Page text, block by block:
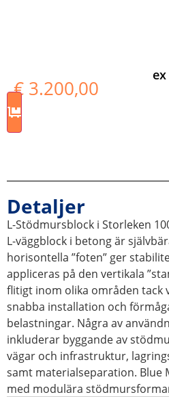
€ 3.200,00
Detaljer
L-Stödmursblock i Storleken
L-väggblock i betong är
horisontella ”foten” ger
appliceras på den vertikala
flitigt inom olika områden tack
snabba installation och
belastningar. Några av
inkluderar byggande av
vägar och infrastruktur,
samt materialseparation. Blue
med modulära